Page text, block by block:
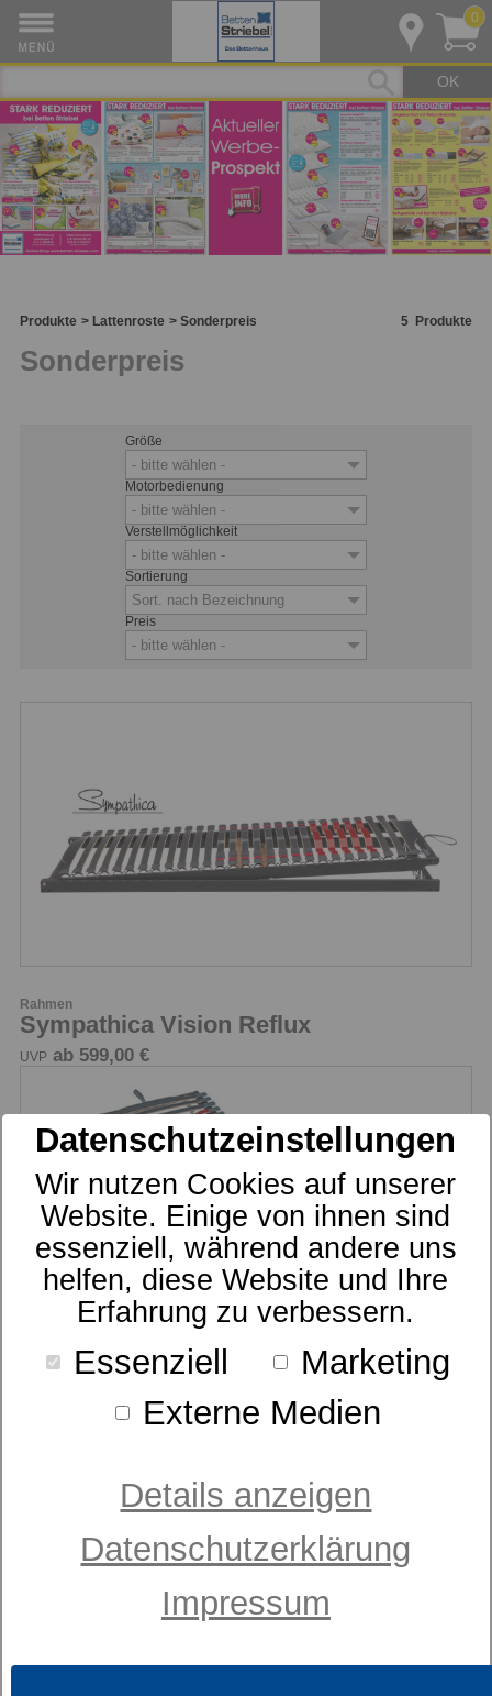
OK
0
Produkte Lattenroste Sonderpreis 5 Produkte
Sonderpreis
Größe
- bitte wählen -
Motorbedienung
- bitte wählen -
Verstellmöglichkeit
- bitte wählen -
Sortierung
Sort. nach Bezeichnung
Preis
- bitte wählen -
Rahmen
Sympathica Vision Reflux
UVP ab 599,00 €
Rahmen
ab 679,00 €
Datenschutzeinstellungen
Wir nutzen Cookies auf unserer
Website. Einige von ihnen sind
essenziell, während andere uns
helfen, diese Website und Ihre
Erfahrung zu verbessern.
Essenziell
Marketing
Externe Medien
Details anzeigen
Datenschutzerklärung
Impressum